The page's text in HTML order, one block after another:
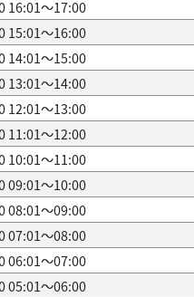
16:01～17:00
15:01～16:00
14:01～15:00
13:01～14:00
12:01～13:00
11:01～12:00
10:01～11:00
09:01～10:00
08:01～09:00
07:01～08:00
06:01～07:00
05:01～06:00